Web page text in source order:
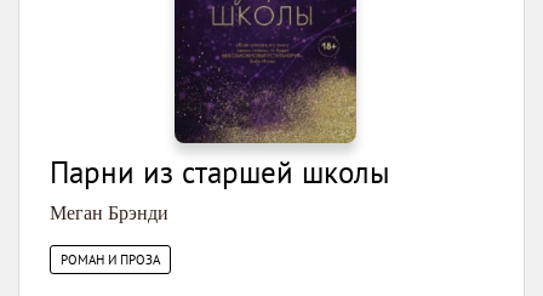
Парни из старшей школы
Меган Брэнди
РОМАН И ПРОЗА